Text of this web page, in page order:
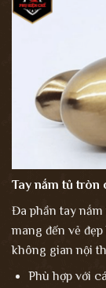
Tay nắm tủ tròn
Đa phần tay
mang đến vẻ
không gian nội
Phù hợp với